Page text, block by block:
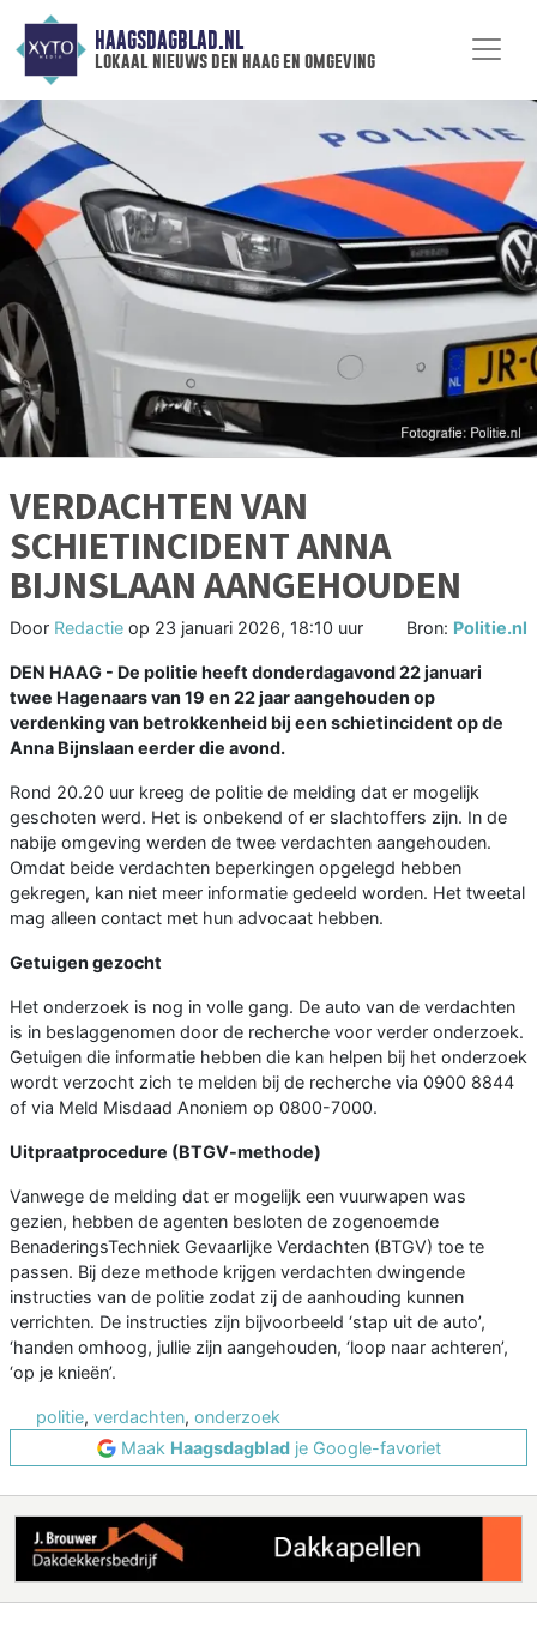
HAAGSDAGBLAD.NL
lokaal nieuws den haag en omgeving
VERDACHTEN VAN
SCHIETINCIDENT ANNA
BIJNSLAAN AANGEHOUDEN
Door Redactie op 23 januari 2026, 18:10 uur Bron: Politie.nl
DEN HAAG - De politie heeft donderdagavond 22 januari
twee Hagenaars van 19 en 22 jaar aangehouden op
verdenking van betrokkenheid bij een schietincident op de
Anna Bijnslaan eerder die avond.
Rond 20.20 uur kreeg de politie de melding dat er mogelijk
geschoten werd. Het is onbekend of er slachtoffers zijn. In de
nabije omgeving werden de twee verdachten aangehouden.
Omdat beide verdachten beperkingen opgelegd hebben
gekregen, kan niet meer informatie gedeeld worden. Het tweetal
mag alleen contact met hun advocaat hebben.
Getuigen gezocht
Het onderzoek is nog in volle gang. De auto van de verdachten
is in beslaggenomen door de recherche voor verder onderzoek.
Getuigen die informatie hebben die kan helpen bij het onderzoek
wordt verzocht zich te melden bij de recherche via 0900 8844
of via Meld Misdaad Anoniem op 0800-7000.
Uitpraatprocedure (BTGV-methode)
Vanwege de melding dat er mogelijk een vuurwapen was
gezien, hebben de agenten besloten de zogenoemde
BenaderingsTechniek Gevaarlijke Verdachten (BTGV) toe te
passen. Bij deze methode krijgen verdachten dwingende
instructies van de politie zodat zij de aanhouding kunnen
verrichten. De instructies zijn bijvoorbeeld ‘stap uit de auto’,
‘handen omhoog, jullie zijn aangehouden, ‘loop naar achteren’,
‘op je knieën’.
politie, verdachten, onderzoek
Maak Haagsdagbladje Google-favoriet